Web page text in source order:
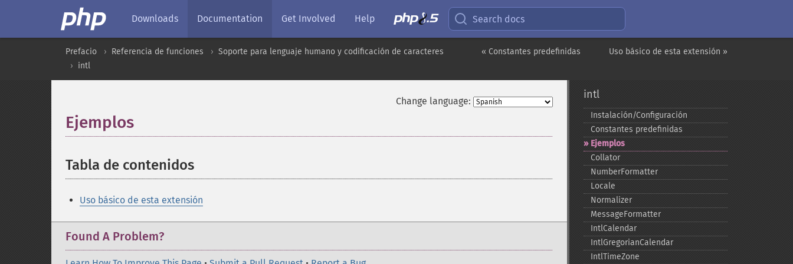
Downloads Documentation Get Involved Help Search docs
Uso básico de esta extensión »
« Constantes predefinidas
Prefacio Referencia de funciones
Soporte para lenguaje humano y codificación de caracteres
intl
Change language:
Ejemplos
Tabla de contenidos
Uso básico de esta extensión
Found A Problem?
intl
Instalación/Configuración
Constantes predefinidas
Ejemplos
Collator
NumberFormatter
Locale
Normalizer
MessageFormatter
IntlCalendar
IntlGregorianCalendar
IntlTimeZone